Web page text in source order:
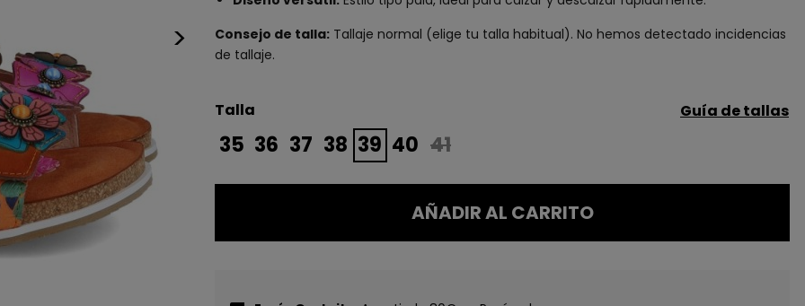
>
Consejo de talla: Tallaje normal (elige tu talla habitual). No hemos detectado incidencias
de tallaje.
Talla Guía de tallas
35 36 37 38 39 40 41
AÑADIR AL CARRITO